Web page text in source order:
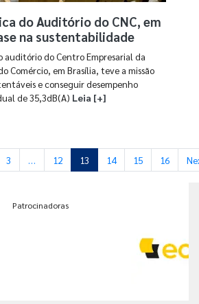
do Auditório do CNC, em
na sustentabilidade
auditório do Centro Empresarial da
Comércio, em Brasília, teve a missão
e conseguir desempenho
de 35,3dB(A) Leia [+]
3 … 12 13 14 15 16
Patrocinadoras